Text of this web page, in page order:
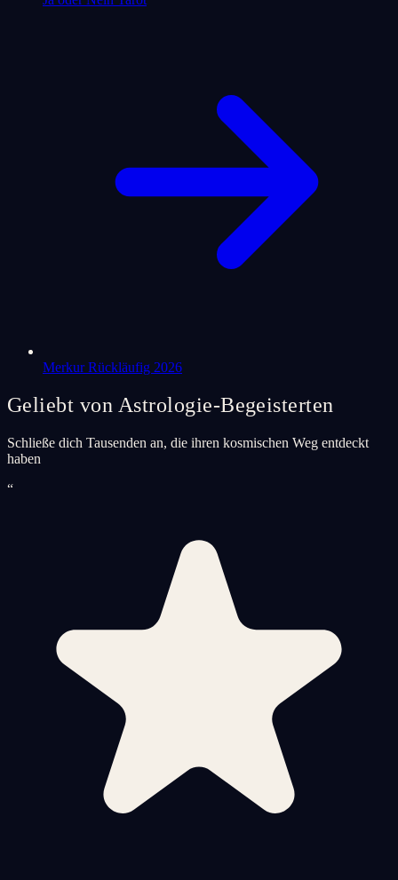
Merkur Rückläufig 2026
Geliebt von Astrologie-Begeisterten
Schließe dich Tausenden an, die ihren kosmischen Weg entdeckt
haben
“